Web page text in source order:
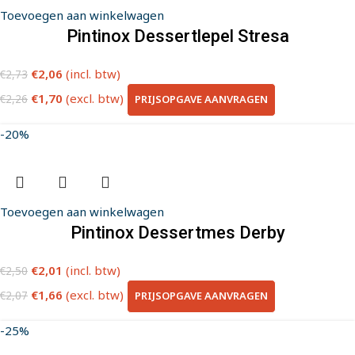
Toevoegen aan winkelwagen
Pintinox Dessertlepel Stresa
€2,73 €2,06 (incl. btw)
€2,26 €1,70 (excl. btw) PRIJSOPGAVE AANVRAGEN
-20%
Toevoegen aan winkelwagen
Pintinox Dessertmes Derby
€2,50 €2,01 (incl. btw)
€2,07 €1,66 (excl. btw) PRIJSOPGAVE AANVRAGEN
-25%